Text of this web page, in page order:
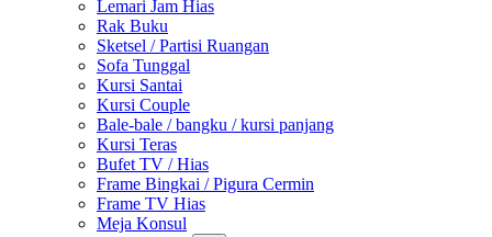
Lemari Jam Hias
Rak Buku
Sketsel / Partisi Ruangan
Sofa Tunggal
Kursi Santai
Kursi Couple
Bale-bale / bangku / kursi panjang
Kursi Teras
Bufet TV / Hias
Frame Bingkai / Pigura Cermin
Frame TV Hias
Meja Konsul